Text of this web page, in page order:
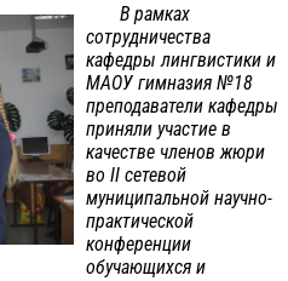
В рамках
сотрудничества
кафедры лингвистики и
МАОУ гимназия №18
преподаватели кафедры
приняли участие в
качестве членов жюри
во II сетевой
муниципальной научно-
практической
конференции
обучающихся и